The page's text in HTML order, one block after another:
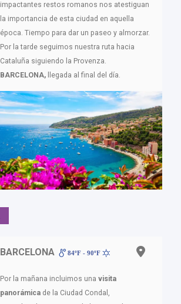
impactantes restos romanos nos atestiguan
la importancia de esta ciudad en aquella
época. Tiempo para dar un paseo y almorzar.
Por la tarde seguimos nuestra ruta hacia
Cataluña siguiendo la Provenza.
BARCELONA, llegada al final del día.
BARCELONA 84ºF - 90ºF
Por la mañana incluimos una visita
panorámica de la Ciudad Condal,